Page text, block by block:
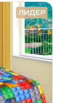
ЛИДЕР